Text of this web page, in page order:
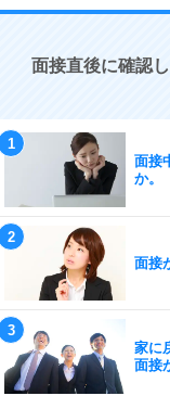
面接直後に確認
面接
か。
面接
家に
面接